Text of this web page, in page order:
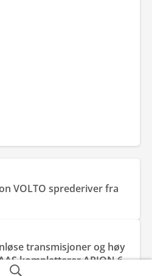
VOLTO sprederiver fra
transmisjoner og høy
kompletterer ARION 6